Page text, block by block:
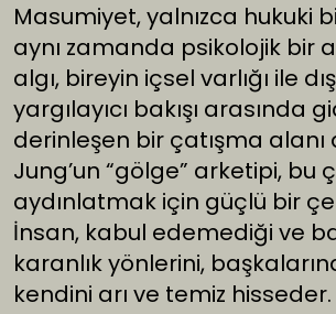
Masumiyet, yalnızca hukuki
aynı zamanda psikolojik bir
algı, bireyin içsel varlığı ile
yargılayıcı bakışı arasında
derinleşen bir çatışma alanı
Jung’un “gölge” arketipi, bu
aydınlatmak için güçlü bir
İnsan, kabul edemediği ve
karanlık yönlerini,
kendini arı ve temiz hisseder.